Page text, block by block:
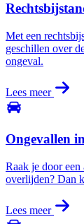
Met een
geschillen over
ongeval.
Lees meer
Ongevallen
Raak je door
overlijden? Dan
Lees meer